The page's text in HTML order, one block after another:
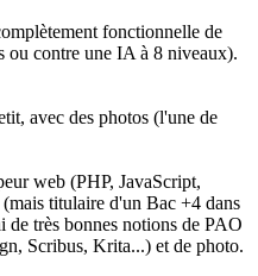
fonctionnelle de
ou contre une IA à 8 niveaux).
avec des photos (l'une de
web (PHP, JavaScript,
titulaire d'un Bac +4 dans
de très bonnes notions de PAO
Scribus, Krita...) et de photo.